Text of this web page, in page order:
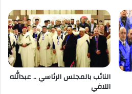
النائب بالمجلس الرئاسي .. عبدالله
اللافي